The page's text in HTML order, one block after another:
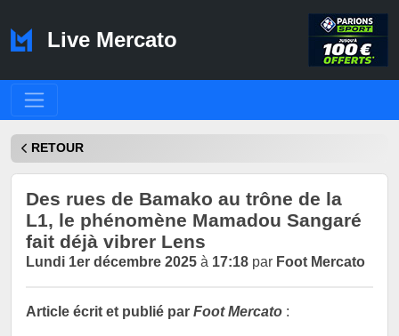
Live Mercato
RETOUR
Des rues de Bamako au trône de la
L1, le phénomène Mamadou Sangaré
fait déjà vibrer Lens
Lundi 1er décembre 2025 à 17:18 par Foot Mercato
Article écrit et publié par Foot Mercato :